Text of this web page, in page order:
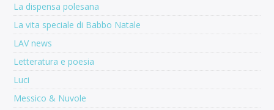
La dispensa polesana
La vita speciale di Babbo Natale
LAV news
Letteratura e poesia
Luci
Messico & Nuvole